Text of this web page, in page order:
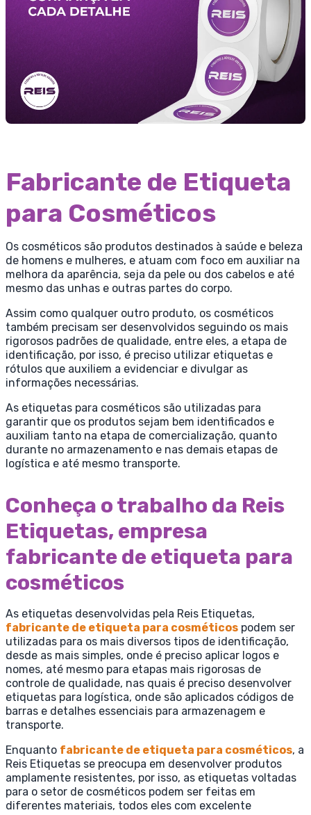
Fabricante de Etiqueta
para Cosméticos
Os cosméticos são produtos destinados à saúde e beleza
de homens e mulheres, e atuam com foco em auxiliar na
melhora da aparência, seja da pele ou dos cabelos e até
mesmo das unhas e outras partes do corpo.
Assim como qualquer outro produto, os cosméticos
também precisam ser desenvolvidos seguindo os mais
rigorosos padrões de qualidade, entre eles, a etapa de
identificação, por isso, é preciso utilizar etiquetas e
rótulos que auxiliem a evidenciar e divulgar as
informações necessárias.
As etiquetas para cosméticos são utilizadas para
garantir que os produtos sejam bem identificados e
auxiliam tanto na etapa de comercialização, quanto
durante no armazenamento e nas demais etapas de
logística e até mesmo transporte.
Conheça o trabalho da Reis
Etiquetas, empresa
fabricante de etiqueta para
cosméticos
As etiquetas desenvolvidas pela Reis Etiquetas,
fabricante de etiqueta para cosméticos podem ser
utilizadas para os mais diversos tipos de identificação,
desde as mais simples, onde é preciso aplicar logos e
nomes, até mesmo para etapas mais rigorosas de
controle de qualidade, nas quais é preciso desenvolver
etiquetas para logística, onde são aplicados códigos de
barras e detalhes essenciais para armazenagem e
transporte.
Enquanto fabricante de etiqueta para cosméticos, a
Reis Etiquetas se preocupa em desenvolver produtos
amplamente resistentes, por isso, as etiquetas voltadas
para o setor de cosméticos podem ser feitas em
diferentes materiais, todos eles com excelente